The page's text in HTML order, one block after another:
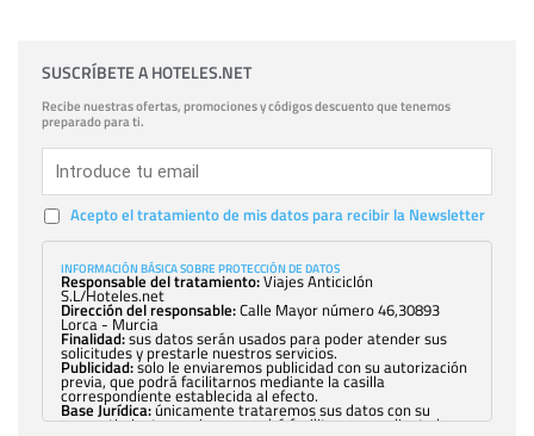
SUSCRÍBETE A HOTELES.NET
Recibe nuestras ofertas, promociones y códigos descuento que tenemos
preparado para ti.
Acepto el tratamiento de mis datos para recibir la Newsletter
INFORMACIÓN BÁSICA SOBRE PROTECCIÓN DE DATOS
Responsable del tratamiento:Viajes Anticiclón
S.L/Hoteles.net
Dirección del responsable:Calle Mayor número 46,30893
Lorca - Murcia
Finalidad:sus datos serán usados para poder atender sus
solicitudes y prestarle nuestros servicios.
Publicidad:solo le enviaremos publicidad con su autorización
previa, que podrá facilitarnos mediante la casilla
correspondiente establecida al efecto.
Base Jurídica:únicamente trataremos sus datos con su
consentimiento previo, que podrá facilitarnos mediante la